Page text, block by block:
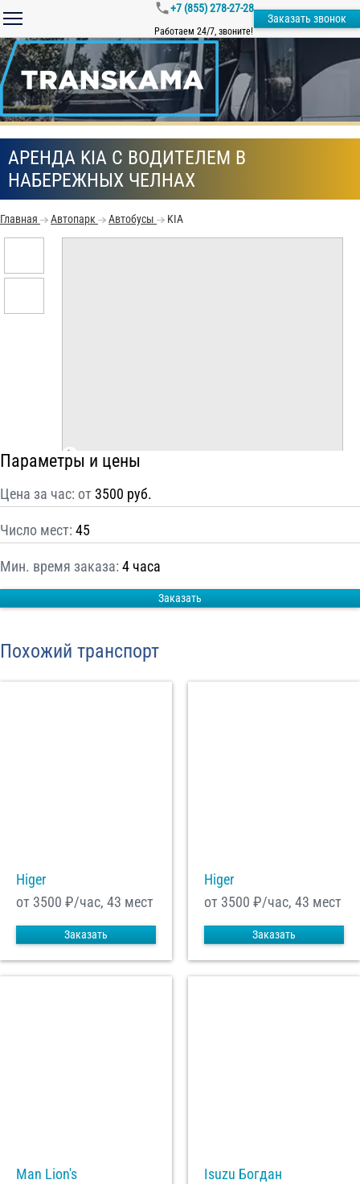
+7 (855) 278-27-28
Работаем 24/7, звоните!
Заказать звонок
АРЕНДА KIA С ВОДИТЕЛЕМ В
НАБЕРЕЖНЫХ ЧЕЛНАХ
Главная Автопарк Автобусы KIA
Параметры и цены
Цена за час: от 3500 руб.
Число мест: 45
Мин. время заказа: 4 часа
Заказать
Похожий транспорт
Higer
от 3500 ₽/час, 43 мест
Заказать
Higer
от 3500 ₽/час, 43 мест
Заказать
Man Lion's
Isuzu Богдан